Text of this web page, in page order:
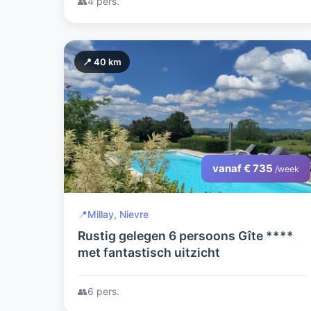
📍 40 km
vanaf € 735 /week
📍Millay, Nievre
Rustig gelegen 6 persoons Gîte ****
met fantastisch uitzicht
👥6 pers.